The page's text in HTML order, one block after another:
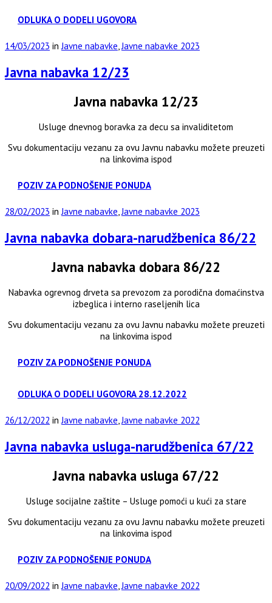
ODLUKA O DODELI UGOVORA
14/03/2023 inJavne nabavke,Javne nabavke 2023
Javna nabavka 12/23
Javna nabavka 12/23
Usluge dnevnog boravka za decu sa invaliditetom
Svu dokumentaciju vezanu za ovu Javnu nabavku možete preuzeti
na linkovima ispod
POZIV ZA PODNOŠENJE PONUDA
28/02/2023 inJavne nabavke,Javne nabavke 2023
Javna nabavka dobara-narudžbenica 86/22
Javna nabavka dobara 86/22
Nabavka ogrevnog drveta sa prevozom za porodična domaćinstva
izbeglica i interno raseljenih lica
Svu dokumentaciju vezanu za ovu Javnu nabavku možete preuzeti
na linkovima ispod
POZIV ZA PODNOŠENJE PONUDA
ODLUKA O DODELI UGOVORA 28.12.2022
26/12/2022 inJavne nabavke,Javne nabavke 2022
Javna nabavka usluga-narudžbenica 67/22
Javna nabavka usluga 67/22
Usluge socijalne zaštite – Usluge pomoći u kući za stare
Svu dokumentaciju vezanu za ovu Javnu nabavku možete preuzeti
na linkovima ispod
POZIV ZA PODNOŠENJE PONUDA
20/09/2022 inJavne nabavke,Javne nabavke 2022